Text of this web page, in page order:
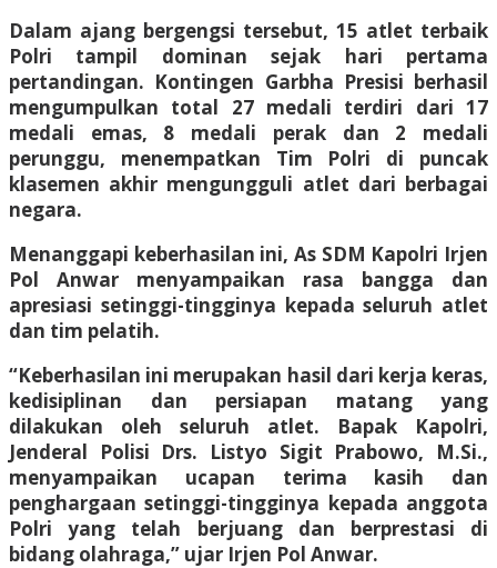
Dalam ajang bergengsi tersebut, 15 atlet terbaik
Polri tampil dominan sejak hari pertama
pertandingan. Kontingen Garbha Presisi berhasil
mengumpulkan total 27 medali terdiri dari 17
medali emas, 8 medali perak dan 2 medali
perunggu, menempatkan Tim Polri di puncak
klasemen akhir mengungguli atlet dari berbagai
negara.
Menanggapi keberhasilan ini, As SDM Kapolri Irjen
Pol Anwar menyampaikan rasa bangga dan
apresiasi setinggi-tingginya kepada seluruh atlet
dan tim pelatih.
“Keberhasilan ini merupakan hasil dari kerja keras,
kedisiplinan dan persiapan matang yang
dilakukan oleh seluruh atlet. Bapak Kapolri,
Jenderal Polisi Drs. Listyo Sigit Prabowo, M.Si.,
menyampaikan ucapan terima kasih dan
penghargaan setinggi-tingginya kepada anggota
Polri yang telah berjuang dan berprestasi di
bidang olahraga,” ujar Irjen Pol Anwar.